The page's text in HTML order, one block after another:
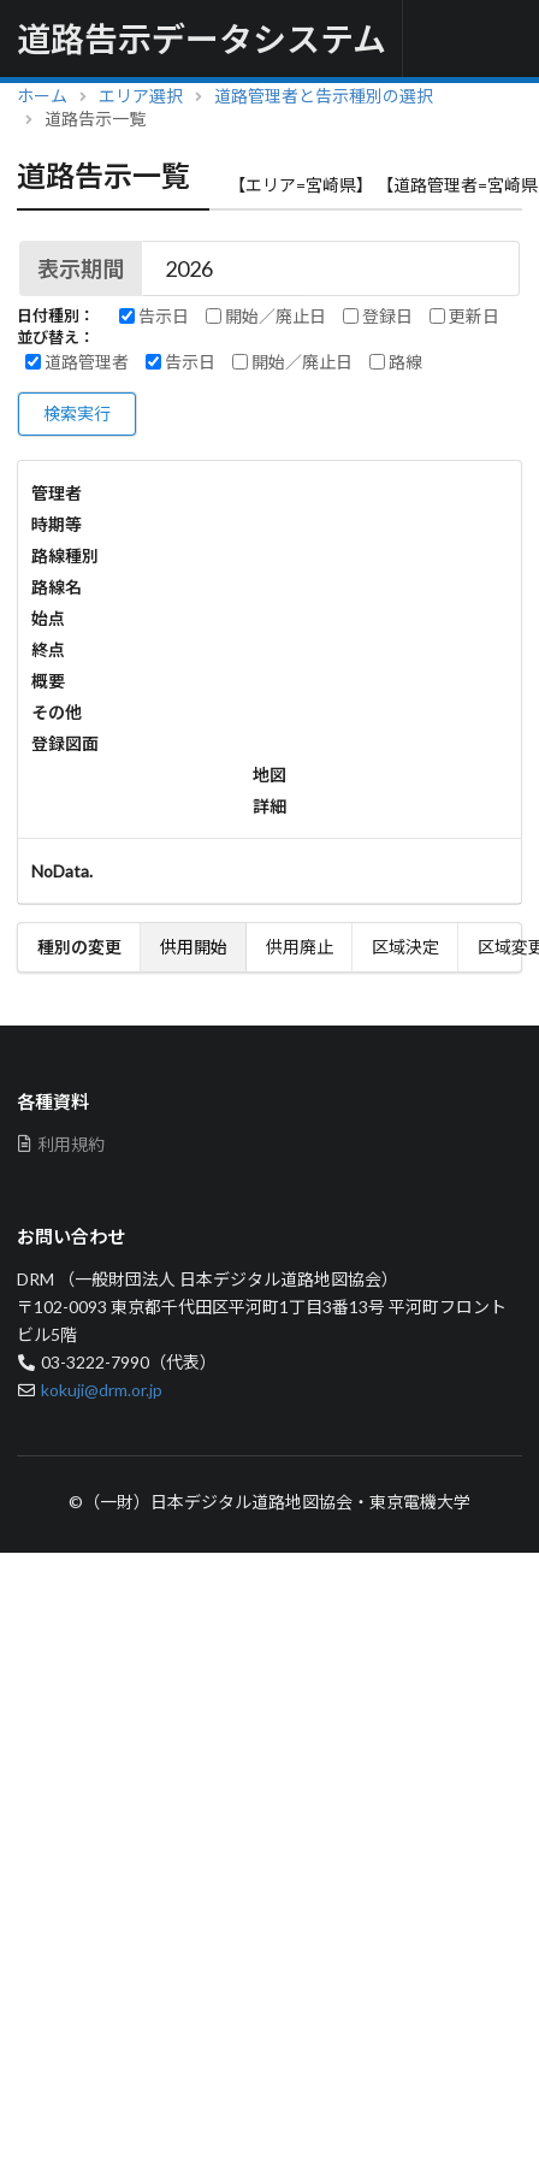
道路告示データシステム
ホーム エリア選択
道路管理者と告示種別の選択
道路告示一覧
道路告示一覧 【エリア=宮崎県】 【道路管理者=宮崎
表示期間
日付種別： 告示日 開始／廃止日 登録日 更新日
並び替え：
道路管理者 告示日 開始／廃止日 路線
検索実行
管理者
時期等
路線種別
路線名
始点
終点
概要
その他
登録図面
地図
詳細
NoData.
種別の変更 供用開始 供用廃止 区域決定 区域変
各種資料
利用規約
お問い合わせ
DRM （一般財団法人 日本デジタル道路地図協会）
〒102-0093 東京都千代田区平河町1丁目3番13号 平河町フロント
ビル5階
03-3222-7990（代表）
kokuji@drm.or.jp
©（一財）日本デジタル道路地図協会・東京電機大学